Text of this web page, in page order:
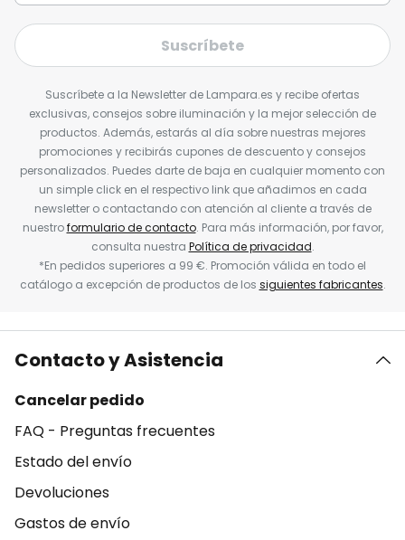
Suscríbete
Suscríbete a la Newsletter de Lampara.es y recibe ofertas
exclusivas, consejos sobre iluminación y la mejor selección de
productos. Además, estarás al día sobre nuestras mejores
promociones y recibirás cupones de descuento y consejos
personalizados. Puedes darte de baja en cualquier momento con
un simple click en el respectivo link que añadimos en cada
newsletter o contactando con atención al cliente a través de
nuestroformulario de contacto. Para más información, por favor,
consulta nuestra Política de privacidad.
*En pedidos superiores a 99 €. Promoción válida en todo el
catálogo a excepción de productos de los siguientes fabricantes.
Contacto y Asistencia
Cancelar pedido
FAQ - Preguntas frecuentes
Estado del envío
Devoluciones
Gastos de envío